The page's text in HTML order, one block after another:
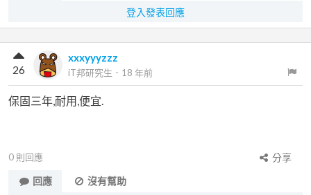
登入發表回應
xxxyyyzzz
iT邦研究生 ． 18 年前
26
保固三年,耐用,便宜.
0 則回應
分享
回應
沒有幫助